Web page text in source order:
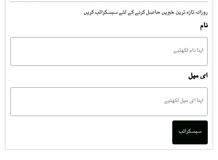
روزانہ تازہ ترین خبریں حاصل کرنے کے لئے سبسکرائب کریں
نام
ای میل
سبسکرائب